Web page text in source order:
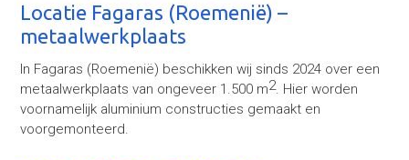
Locatie Fagaras (Roemenië) –
metaalwerkplaats
In Fagaras (Roemenië) beschikken wij sinds 2024 over een
metaalwerkplaats van ongeveer 1.500 m2. Hier worden
voornamelijk aluminium constructies gemaakt en
voorgemonteerd.